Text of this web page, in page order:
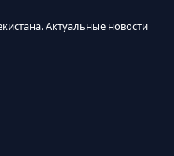
Актуальные новости